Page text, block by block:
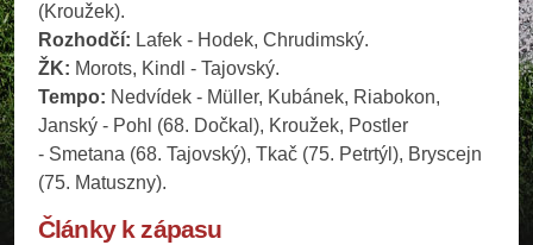
(Kroužek).
Rozhodčí: Lafek - Hodek, Chrudimský.
ŽK: Morots, Kindl - Tajovský.
Tempo: Nedvídek - Müller, Kubánek, Riabokon,
Janský - Pohl (68. Dočkal), Kroužek, Postler
- Smetana (68. Tajovský), Tkač (75. Petrtýl), Bryscejn
(75. Matuszny).
Články k zápasu